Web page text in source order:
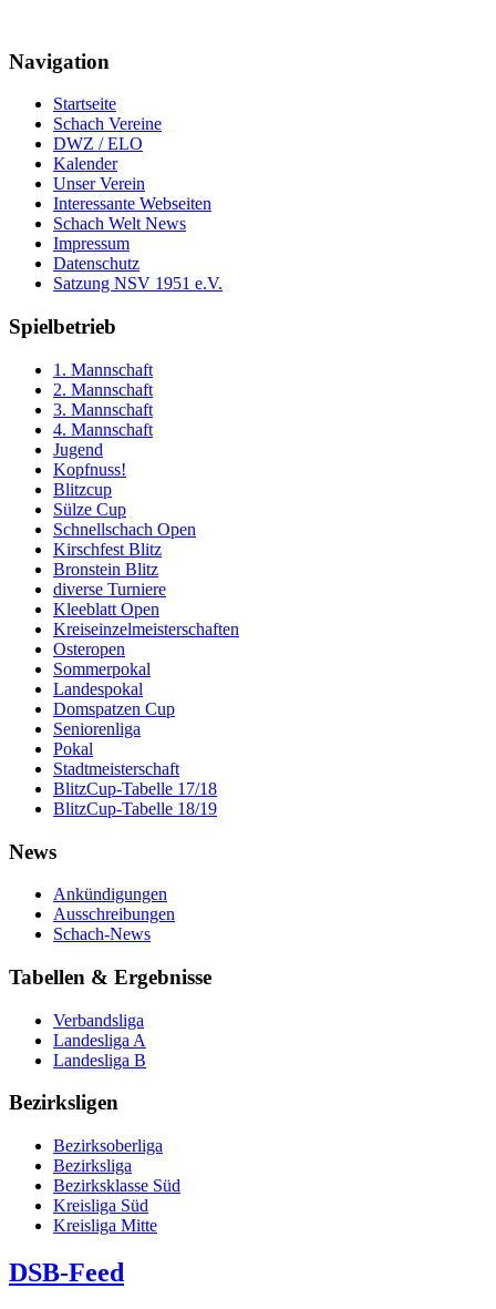
Navigation
Startseite
Schach Vereine
DWZ / ELO
Kalender
Unser Verein
Interessante Webseiten
Schach Welt News
Impressum
Datenschutz
Satzung NSV 1951 e.V.
Spielbetrieb
1. Mannschaft
2. Mannschaft
3. Mannschaft
4. Mannschaft
Jugend
Kopfnuss!
Blitzcup
Sülze Cup
Schnellschach Open
Kirschfest Blitz
Bronstein Blitz
diverse Turniere
Kleeblatt Open
Kreiseinzelmeisterschaften
Osteropen
Sommerpokal
Landespokal
Domspatzen Cup
Seniorenliga
Pokal
Stadtmeisterschaft
BlitzCup-Tabelle 17/18
BlitzCup-Tabelle 18/19
News
Ankündigungen
Ausschreibungen
Schach-News
Tabellen & Ergebnisse
Verbandsliga
Landesliga A
Landesliga B
Bezirksligen
Bezirksoberliga
Bezirksliga
Bezirksklasse Süd
Kreisliga Süd
Kreisliga Mitte
DSB-Feed